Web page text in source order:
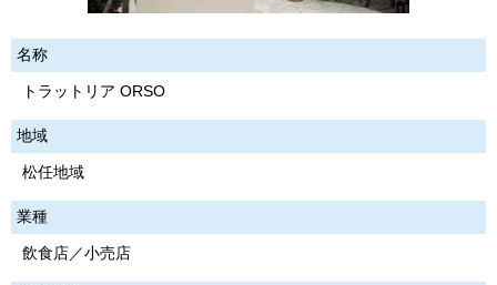
名称
トラットリア ORSO
地域
松任地域
業種
飲食店／小売店